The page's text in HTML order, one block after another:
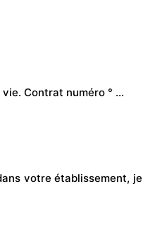
vie. Contrat numéro ° …
votre